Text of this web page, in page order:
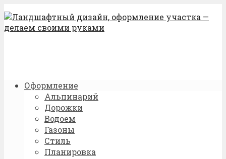
Оформление
Альпинарий
Дорожки
Водоем
Газоны
Стиль
Планировка